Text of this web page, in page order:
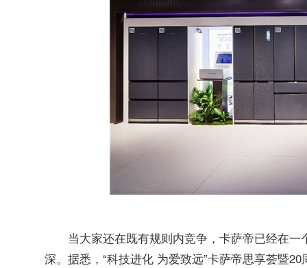
当大家还在既有规则内竞争，卡萨帝已经在
深。据悉，“科技进化 为爱致远”卡萨帝思享荟暨